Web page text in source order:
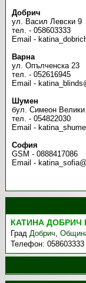
Добрич
ул. Васил Левски 9
тел. - 058603333
Email -
Варна
ул. Опълченска 23
тел. - 052616945
Email -
Шумен
бул. Симеон
тел. - 054822030
Email -
София
GSM - 0888417086
Email -
КАТИНА ДОБРИЧ
ГрадДобрич,
Телефон:058603333